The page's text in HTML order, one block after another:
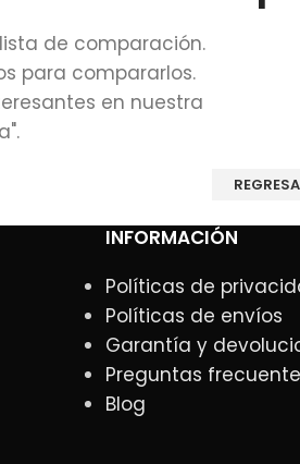
de comparación.
para compararlos.
en nuestra
INFORMACIÓN
Políticas de
Políticas de envíos
Garantía y
Preguntas
Blog